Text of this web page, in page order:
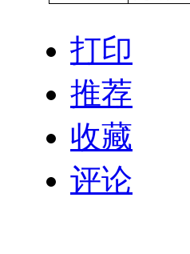
打印
推荐
收藏
评论